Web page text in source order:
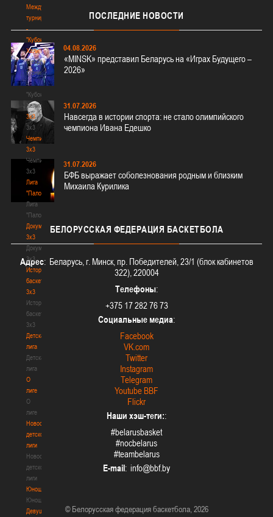
Международный
турнир
-
"Кубок
Халипского"
Международный
турнир
-
"Кубок
Халипского"
3x3
3x3
Чемпионат
3х3
Чемпионат
3х3
Лига
"Палова"
Лига
"Палова"
Документы
3х3
Документы
3х3
История
баскетбола
3х3
История
баскетбола
3х3
Детская
лига
Детская
лига
О
лиге
О
лиге
Новости
детской
лиги
Новости
детской
лиги
Юноши
Юноши
Девушки
ПОСЛЕДНИЕ НОВОСТИ
04.08.2026
«MINSK» представил Беларусь на «Играх Будущего –
2026»
31.07.2026
Навсегда в истории спорта: не стало олимпийского
чемпиона Ивана Едешко
31.07.2026
БФБ выражает соболезнования родным и близким
Михаила Курилика
БЕЛОРУССКАЯ ФЕДЕРАЦИЯ БАСКЕТБОЛА
Адрес: Беларусь, г. Минск, пр. Победителей, 23/1 (блок кабинетов
322), 220004
Телефоны:
+375 17 282 76 73
Социальные медиа:
Facebook
VK.com
Twitter
Instagram
Telegram
Youtube BBF
Flickr
Наши хэш-теги::
#belarusbasket
#nocbelarus
#teambelarus
E-mail:
© Белорусская федерация баскетбола, 2026